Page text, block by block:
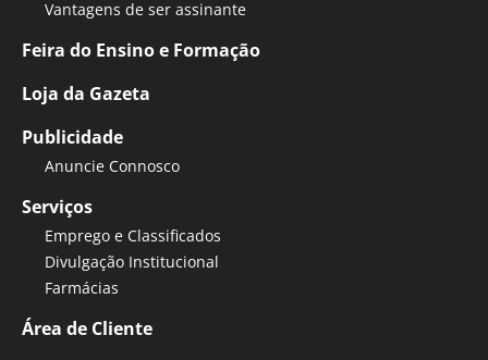
Vantagens de ser assinante
Feira do Ensino e Formação
Loja da Gazeta
Publicidade
Anuncie Connosco
Serviços
Emprego e Classificados
Divulgação Institucional
Farmácias
Área de Cliente